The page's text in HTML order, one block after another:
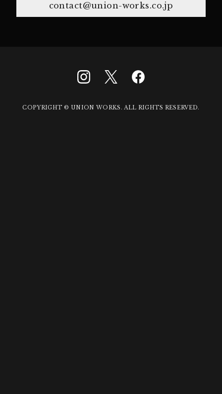
contact@union-works.co.jp
COPYRIGHT © UNION WORKS. ALL RIGHTS RESERVED.